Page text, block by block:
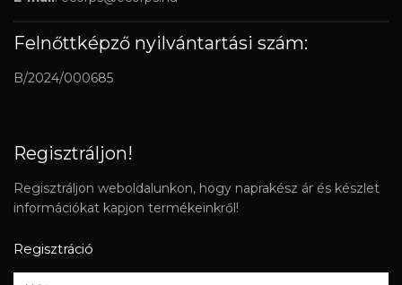
Felnőttképző nyilvántartási szám:
B/2024/000685
Regisztráljon!
Regisztráljon weboldalunkon, hogy naprakész ár és készlet
információkat kapjon termékeinkről!
Regisztráció